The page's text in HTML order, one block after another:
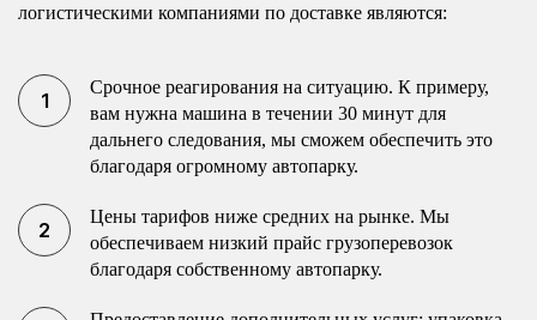
логистическими компаниями по доставке являются:
Срочное реагирования на ситуацию. К примеру,
вам нужна машина в течении 30 минут для
дальнего следования, мы сможем обеспечить это
благодаря огромному автопарку.
Цены тарифов ниже средних на рынке. Мы
обеспечиваем низкий прайс грузоперевозок
благодаря собственному автопарку.